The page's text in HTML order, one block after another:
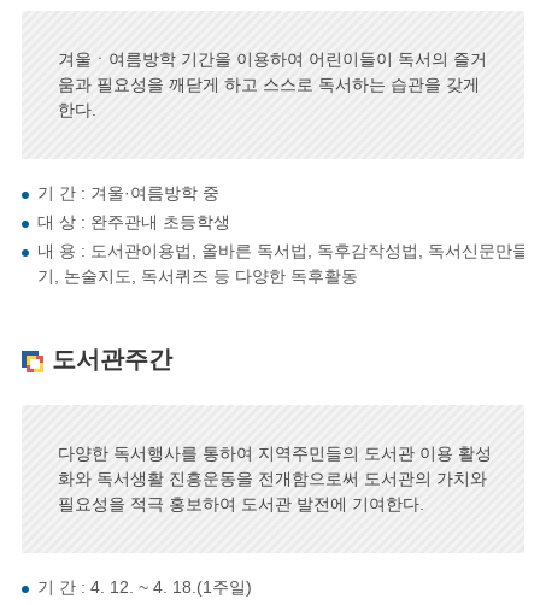
겨울ㆍ여름방학 기간을 이용하여 어린이들이 독서의 즐거
움과 필요성을 깨닫게 하고 스스로 독서하는 습관을 갖게
한다.
기 간 : 겨울·여름방학 중
대 상 : 완주관내 초등학생
내 용 : 도서관이용법, 올바른 독서법, 독후감작성법, 독서신문만들
기, 논술지도, 독서퀴즈 등 다양한 독후활동
도서관주간
다양한 독서행사를 통하여 지역주민들의 도서관 이용 활성
화와 독서생활 진흥운동을 전개함으로써 도서관의 가치와
필요성을 적극 홍보하여 도서관 발전에 기여한다.
기 간 : 4. 12. ~ 4. 18.(1주일)